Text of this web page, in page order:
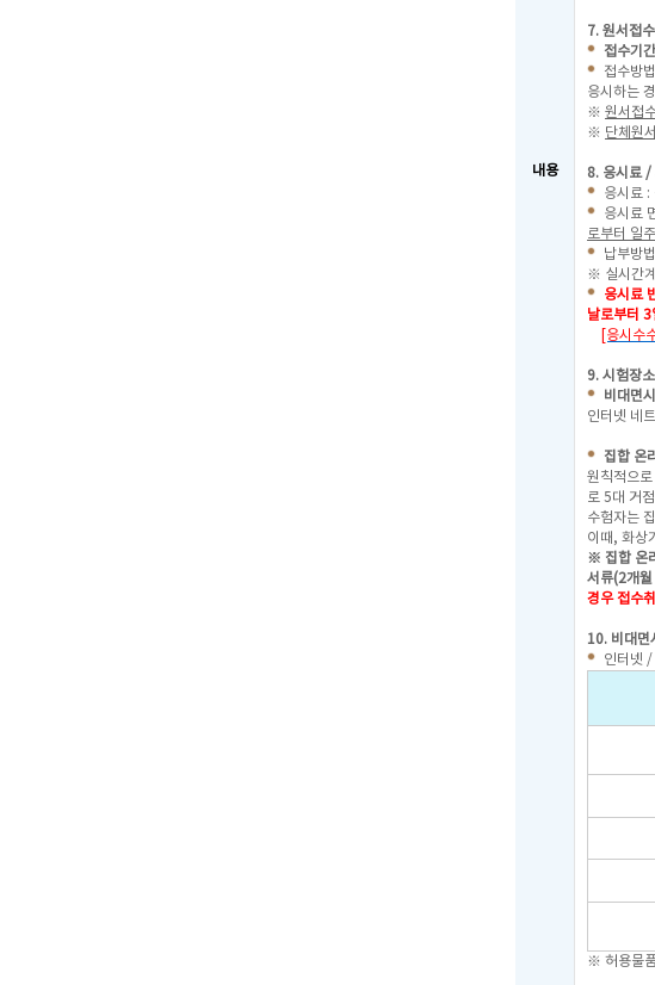
내용
7. 원서접수
접수기
접수방
응시하는
※ 원서접
※ 단체원
8. 응시료 /
응시료
응시료
로부터 일
납부방
※ 실시간
응시료
날로부터
[응시수
9. 시험장소
비대면
인터넷 네
집합 온
원칙적으
로 5대 거
수험자는
이때, 화상
※ 집합 온
서류(2개
경우 접수
10. 비대면
인터넷
※ 허용물